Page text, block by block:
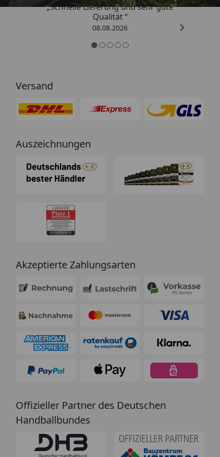
„Schnelle Lieferung und sehr gute
Qualität “
08.08.2026
Versand
Auszeichnungen
Akzeptierte Zahlungsarten
Offizieller Partner des Deutschen
Handballbundes